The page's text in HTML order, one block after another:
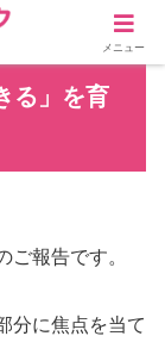
る」を育
報告です。
分に焦点を当て
メニュー